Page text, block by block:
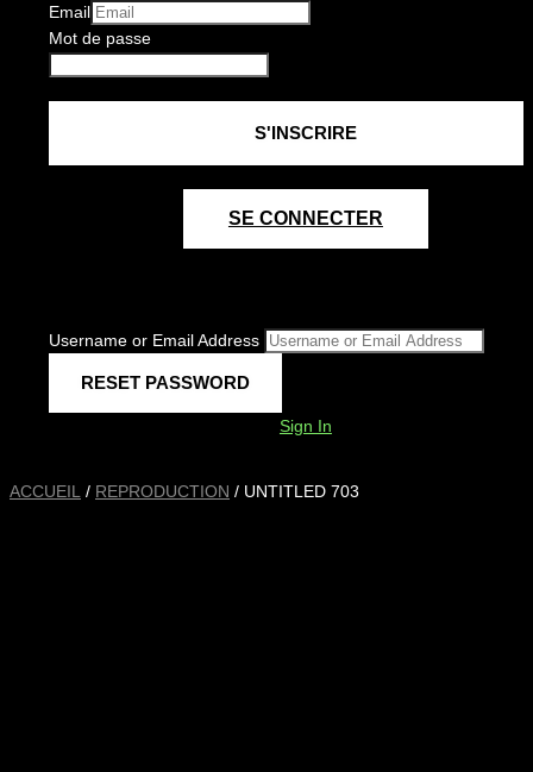
Email
Mot de passe
SE CONNECTER
Username or Email Address
Sign In
ACCUEIL / REPRODUCTION / UNTITLED 703